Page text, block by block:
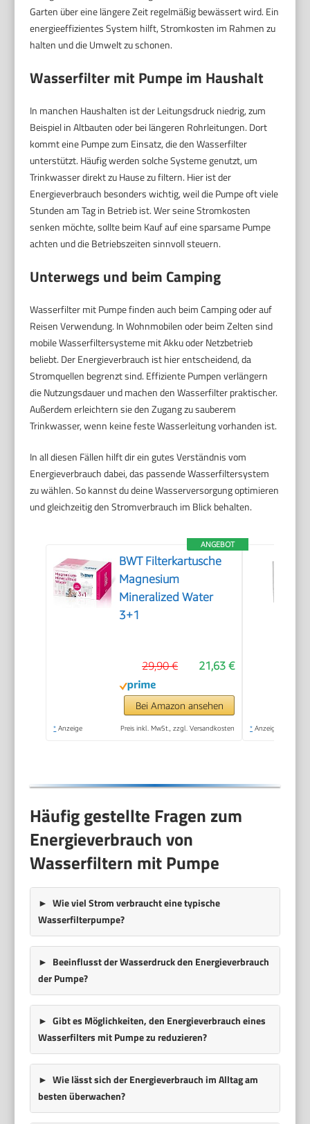
Garten über eine längere Zeit regelmäßig bewässert wird. Ein
energieeffizientes System hilft, Stromkosten im Rahmen zu
halten und die Umwelt zu schonen.
Wasserfilter mit Pumpe im Haushalt
In manchen Haushalten ist der Leitungsdruck niedrig, zum
Beispiel in Altbauten oder bei längeren Rohrleitungen. Dort
kommt eine Pumpe zum Einsatz, die den Wasserfilter
unterstützt. Häufig werden solche Systeme genutzt, um
Trinkwasser direkt zu Hause zu filtern. Hier ist der
Energieverbrauch besonders wichtig, weil die Pumpe oft viele
Stunden am Tag in Betrieb ist. Wer seine Stromkosten
senken möchte, sollte beim Kauf auf eine sparsame Pumpe
achten und die Betriebszeiten sinnvoll steuern.
Unterwegs und beim Camping
Wasserfilter mit Pumpe finden auch beim Camping oder auf
Reisen Verwendung. In Wohnmobilen oder beim Zelten sind
mobile Wasserfiltersysteme mit Akku oder Netzbetrieb
beliebt. Der Energieverbrauch ist hier entscheidend, da
Stromquellen begrenzt sind. Effiziente Pumpen verlängern
die Nutzungsdauer und machen den Wasserfilter praktischer.
Außerdem erleichtern sie den Zugang zu sauberem
Trinkwasser, wenn keine feste Wasserleitung vorhanden ist.
In all diesen Fällen hilft dir ein gutes Verständnis vom
Energieverbrauch dabei, das passende Wasserfiltersystem
zu wählen. So kannst du deine Wasserversorgung optimieren
und gleichzeitig den Stromverbrauch im Blick behalten.
ANGEBOT
BWT Filterkartusche
Magnesium
Mineralized Water
3+1
21,63 €
29,90 €
Bei Amazon ansehen
* Anzeige Preis inkl. MwSt., zzgl. Versandkosten * Anzeige
Häufig gestellte Fragen zum
Energieverbrauch von
Wasserfiltern mit Pumpe
Wie viel Strom verbraucht eine typische
Wasserfilterpumpe?
Beeinflusst der Wasserdruck den Energieverbrauch
der Pumpe?
Gibt es Möglichkeiten, den Energieverbrauch eines
Wasserfilters mit Pumpe zu reduzieren?
Wie lässt sich der Energieverbrauch im Alltag am
besten überwachen?